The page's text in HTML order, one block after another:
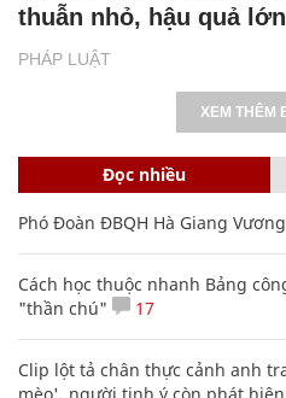
PHÁP LUẬT
thuẫn nhỏ, hậu quả lớn
XEM THÊM
Đọc nhiều
Phó Đoàn ĐBQH Hà Giang
Cách học thuộc nhanh Bảng
"thần chú"
17
Clip lột tả chân thực cảnh anh
mèo', người tinh ý còn phát